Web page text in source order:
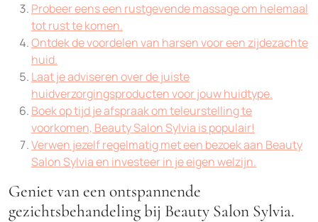
Probeer eens een rustgevende massage om helemaal
tot rust te komen.
Ontdek de voordelen van harsen voor een zijdezachte
huid.
Laat je adviseren over de juiste
huidverzorgingsproducten voor jouw huidtype.
Boek op tijd je afspraak om teleurstelling te
voorkomen, Beauty Salon Sylvia is populair!
Verwen jezelf regelmatig met een bezoek aan Beauty
Salon Sylvia en investeer in je eigen welzijn.
Geniet van een ontspannende
gezichtsbehandeling bij Beauty Salon Sylvia.